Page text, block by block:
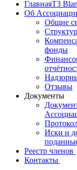
ГлавнаяT3
Об
Общие
фонды
Отзывы
Документы
Иски и
Реестр членов
Контакты